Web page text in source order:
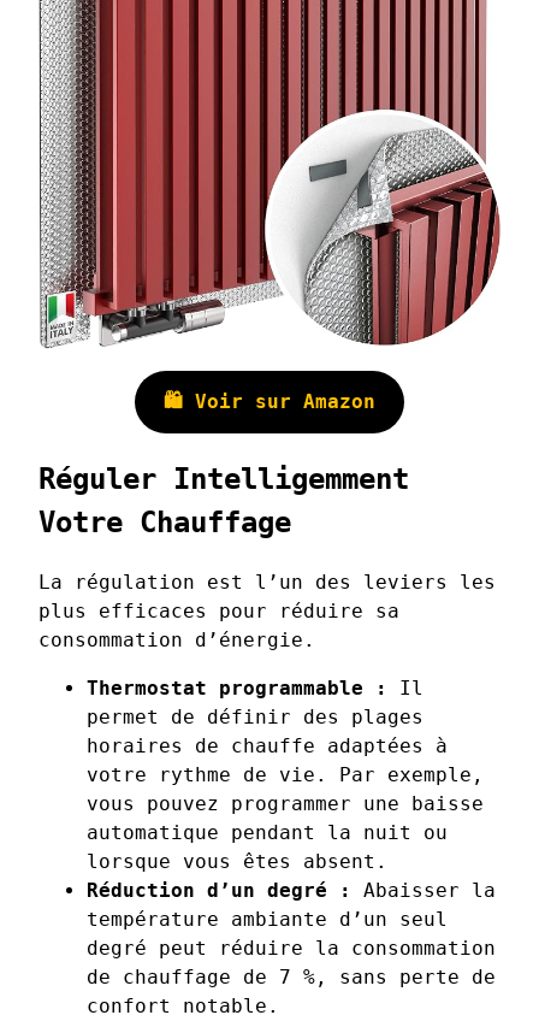
🛍️ Voir sur Amazon
Réguler Intelligemment
Votre Chauffage
La régulation est l’un des leviers les
plus efficaces pour réduire sa
consommation d’énergie.
Thermostat programmable :
Il
permet de définir des plages
horaires de chauffe adaptées à
votre rythme de vie. Par exemple,
vous pouvez programmer une baisse
automatique pendant la nuit ou
lorsque vous êtes absent.
Réduction d’un degré :
Abaisser la
température ambiante d’un seul
degré peut réduire la consommation
de chauffage de 7 %, sans perte de
confort notable.